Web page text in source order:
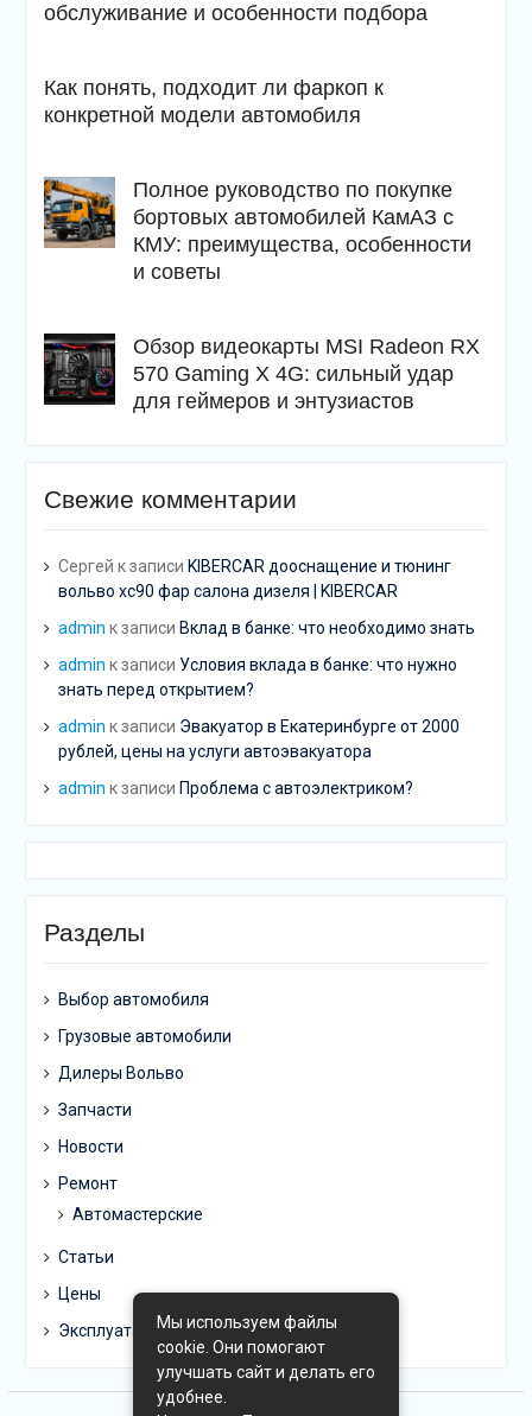
обслуживание и особенности подбора
Как понять, подходит ли фаркоп к
конкретной модели автомобиля
Полное руководство по покупке
бортовых автомобилей КамАЗ с
КМУ: преимущества, особенности
и советы
Обзор видеокарты MSI Radeon RX
570 Gaming X 4G: сильный удар
для геймеров и энтузиастов
Свежие комментарии
Сергей к записи KIBERCAR дооснащение и тюнинг
вольво хс90 фар салона дизеля | KIBERCAR
admin к записи Вклад в банке: что необходимо знать
admin к записи Условия вклада в банке: что нужно
знать перед открытием?
admin к записи Эвакуатор в Екатеринбурге от 2000
рублей, цены на услуги автоэвакуатора
admin к записи Проблема с автоэлектриком?
Разделы
Выбор автомобиля
Грузовые автомобили
Дилеры Вольво
Запчасти
Новости
Ремонт
Автомастерские
Статьи
Цены
ЭксплуатацияМы используем файлы
cookie. Они помогают
улучшать сайт и делать его
удобнее.